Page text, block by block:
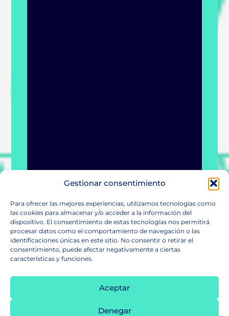
Gestionar consentimiento
Para ofrecer las mejores experiencias, utilizamos tecnologías como
las cookies para almacenar y/o acceder a la información del
dispositivo. El consentimiento de estas tecnologías nos permitirá
procesar datos como el comportamiento de navegación o las
identificaciones únicas en este sitio. No consentir o retirar el
consentimiento, puede afectar negativamente a ciertas
características y funciones.
Aceptar
Denegar
México
Saber más